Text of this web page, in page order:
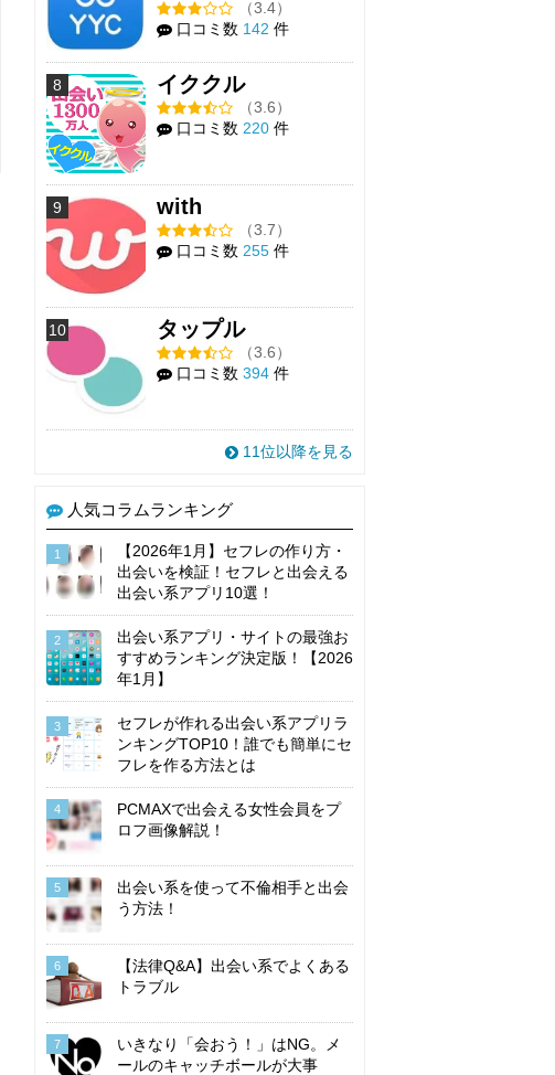
（3.4）
口コミ数 142 件
8 イククル
（3.6）
口コミ数 220 件
9 with
（3.7）
口コミ数 255 件
10 タップル
（3.6）
口コミ数 394 件
11位以降を見る
人気コラムランキング
1
【2026年1月】セフレの作り方・
出会いを検証！セフレと出会える
出会い系アプリ10選！
2
出会い系アプリ・サイトの最強お
すすめランキング決定版！【2026
年1月】
3
セフレが作れる出会い系アプリラ
ンキングTOP10！誰でも簡単にセ
フレを作る方法とは
4
PCMAXで出会える女性会員をプ
ロフ画像解説！
5
出会い系を使って不倫相手と出会
う方法！
6
【法律Q&A】出会い系でよくある
トラブル
7
いきなり「会おう！」はNG。メ
ールのキャッチボールが大事